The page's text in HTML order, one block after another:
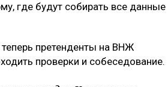
где будут собирать все данные
претенденты на ВНЖ
проверки и собеседование.